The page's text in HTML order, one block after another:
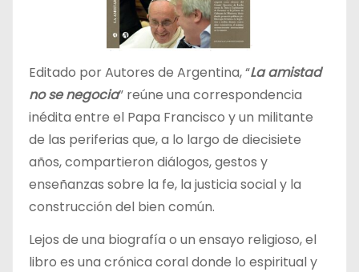
Editado por Autores de Argentina, “La amistad
no se negocia” reúne una correspondencia
inédita entre el Papa Francisco y un militante
de las periferias que, a lo largo de diecisiete
años, compartieron diálogos, gestos y
enseñanzas sobre la fe, la justicia social y la
construcción del bien común.
Lejos de una biografía o un ensayo religioso, el
libro es una crónica coral donde lo espiritual y